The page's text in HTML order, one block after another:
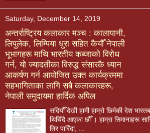
Saturday, December 14, 2019
अन्तर्राष्ट्रिय कलाकार मञ्च : कालापानी,
लिपुलेक, लिम्पिया धुरा सहित कैयौँ नेपाली
भूभागहरू माथि भारतीय कब्जाको विरोध
गर्न, यो ज्यादतीका विरुद्ध संसारकै ध्यान
आकर्षण गर्न आयोजित उक्त कार्यक्रममा
सहभागिताका लागि सबै कलाकारहरू,
नेपाली समुदायमा हार्दिक अपिल
सदियौँ देखी हामी हाम्रो छिमेकी देश
थिचिँदै आएका छौँ । हाम्रा सिमानाहरू
तिर पारिँदा, ...